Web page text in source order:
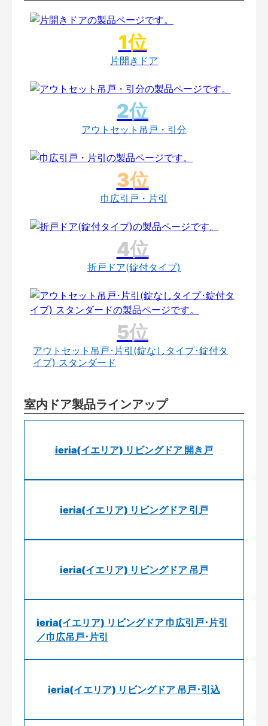
片開きドア
アウトセット吊戸・引分
巾広引戸・片引
折戸ドア(錠付タイプ)
アウトセット吊戸･片引(錠なしタイプ･錠付タ
イプ) スタンダード
室内ドア製品ラインアップ
ieria(イエリア) リビングドア 開き戸
ieria(イエリア) リビングドア 引戸
ieria(イエリア) リビングドア 吊戸
ieria(イエリア) リビングドア 巾広引戸･片引
／巾広吊戸･片引
ieria(イエリア) リビングドア 吊戸･引込